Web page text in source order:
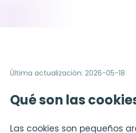
Última actualización: 2026-05-18
Qué son las
Las cookies son pequeños